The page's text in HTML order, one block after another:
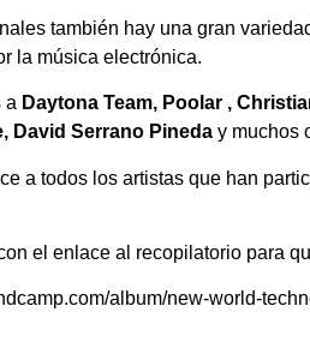
también hay una gran
la música electrónica.
a Daytona Team, Poolar ,
David Serrano Pineda y muchos
a todos los artistas que han
el enlace al recopilatorio para
album/new-world-